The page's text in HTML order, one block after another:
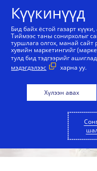
Күүкинүүд
Бид байх ёстой газарт
Тиймээс таны сонирхолыг
туршлага олгох, манай сайт
хувийн маркетингийг
тулд бид тэдгээрийг
мэдэгдэлээс
харна уу.
Хүлээн авах